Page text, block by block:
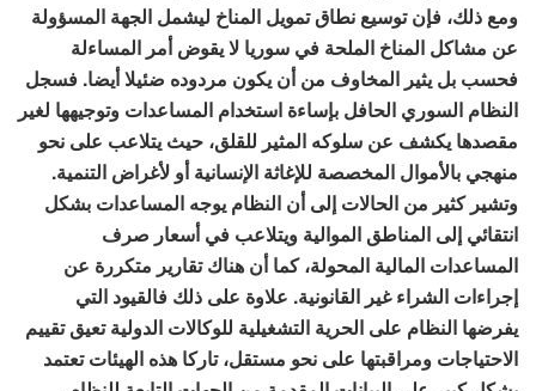
ومع ذلك، فإن توسيع نطاق تمويل المناخ ليشمل الجهة المسؤولة
عن مشاكل المناخ الملحة في سوريا لا يقوض أمر المساءلة
فحسب بل يثير المخاوف من أن يكون مردوده ضئيلا أيضا. فسجل
النظام السوري الحافل بإساءة استخدام المساعدات وتوجيهها لغير
مقصدها يكشف عن سلوكه المثير للقلق، حيث يتلاعب على نحو
منهجي بالأموال المخصصة للإغاثة الإنسانية أو لأغراض التنمية.
وتشير كثير من الحالات إلى أن النظام يوجه المساعدات بشكل
انتقائي إلى المناطق الموالية ويتلاعب في أسعار صرف
المساعدات المالية المحولة، كما أن هناك تقارير متكررة عن
إجراءات الشراء غير القانونية. علاوة على ذلك فالقيود التي
يفرضها النظام على الحرية التشغيلية للوكالات الدولية تعيق تقييم
الاحتياجات ومراقبتها على نحو مستقل، تاركا هذه الهيئات تعتمد